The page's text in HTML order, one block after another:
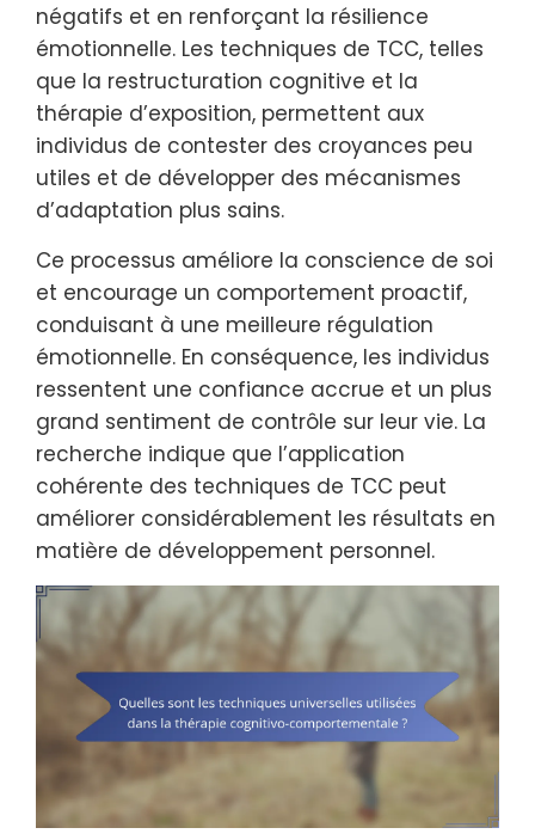
négatifs et en renforçant la résilience
émotionnelle. Les techniques de TCC, telles
que la restructuration cognitive et la
thérapie d’exposition, permettent aux
individus de contester des croyances peu
utiles et de développer des mécanismes
d’adaptation plus sains.
Ce processus améliore la conscience de soi
et encourage un comportement proactif,
conduisant à une meilleure régulation
émotionnelle. En conséquence, les individus
ressentent une confiance accrue et un plus
grand sentiment de contrôle sur leur vie. La
recherche indique que l’application
cohérente des techniques de TCC peut
améliorer considérablement les résultats en
matière de développement personnel.